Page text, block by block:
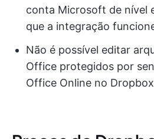
conta Microsoft de nível
que a integração
Não é possível editar
Office protegidos por
Office Online no